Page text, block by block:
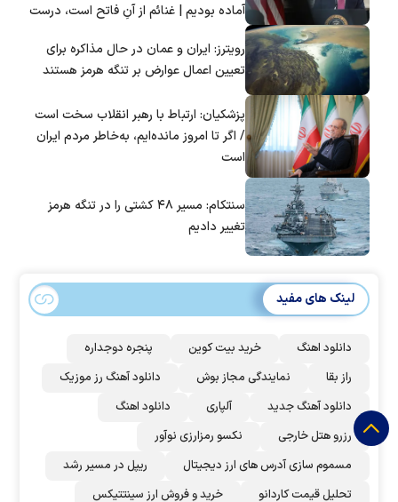
آماده بودیم | غنائم از آنِ فاتح است، درست
رویترز: ایران و عمان در حال مذاکره برای
تعیین اعمال عوارض بر تنگه هرمز هستند
پزشکیان: ارتباط با رهبر انقلاب سخت است
/ اگر تا امروز مانده‌ایم، به‌خاطر مردم ایران
است
سنتکام: مسیر ۴۸ کشتی را در تنگه هرمز
تغییر دادیم
لینک های مفید
دانلود اهنگ خرید بیت کوین
پنجره دوجداره
راز بقا
نمایندگی مجاز بوش
دانلود آهنگ رز‌ موزیک
دانلود آهنگ جدید
آلپاری
دانلود اهنگ
رزرو هتل خارجی
نکسو رمزارزی نوآور
مسموم سازی آدرس های ارز دیجیتال
ریپل در مسیر رشد
تحلیل قیمت کاردانو
خرید و فروش ارز سینتتیکس